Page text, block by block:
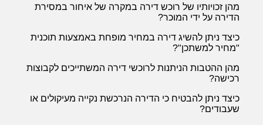
מהן זכויותיו של רוכש דירה במקרה של איחור במסירת
הדירה על ידי המוכר?
כיצד ניתן להשיג דירה במחיר מופחת באמצעות תוכנית
"מחיר למשתכן"?
מהן ההטבות הניתנות לרוכשי דירה המשתייכים לקבוצות
רכישה?
כיצד ניתן להבטיח כי הדירה הנרכשת נקייה מעיקולים או
שעבודים?